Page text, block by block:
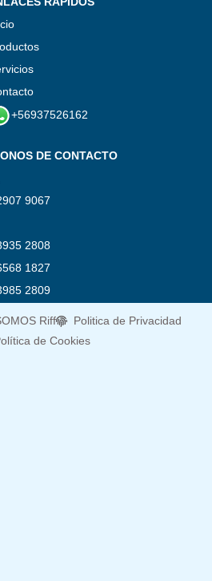
+56937526162
DE CONTACTO
9067
2808
1827
2809
Riff
Politica de Privacidad
de Cookies